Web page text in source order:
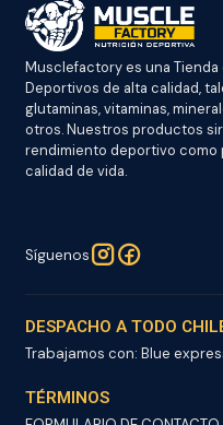
Musclefactory es una
Deportivos de alta calidad,
glutaminas, vitaminas,
otros. Nuestros productos
rendimiento deportivo como
calidad de vida.
Síguenos
DESPACHO A TODO
Trabajamos con: Blue
TÉRMINOS